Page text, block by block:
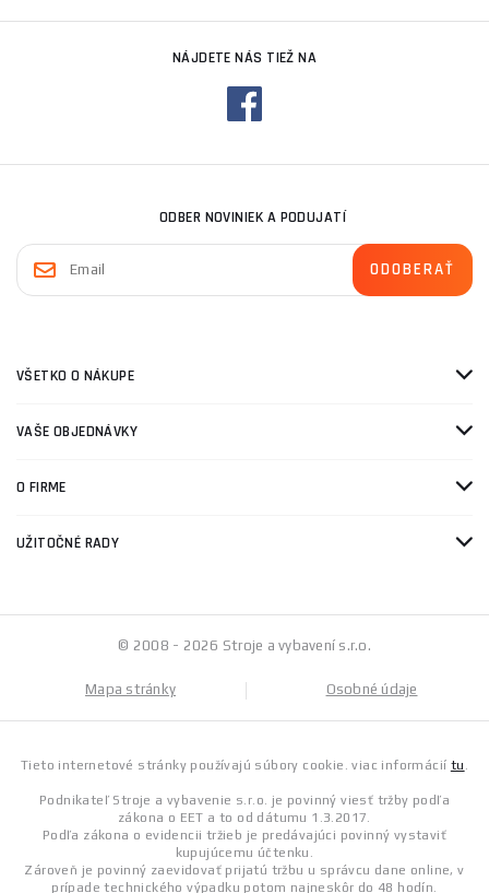
NÁJDETE NÁS TIEŽ NA
ODBER NOVINIEK A PODUJATÍ
VŠETKO O NÁKUPE
VAŠE OBJEDNÁVKY
O FIRME
UŽITOČNÉ RADY
© 2008 - 2026 Stroje a vybavení s.r.o.
Mapa stránky Osobné údaje
Tieto internetové stránky používajú súbory cookie. viac informácií tu .
Podnikateľ Stroje a vybavenie s.r.o. je povinný viesť tržby podľa
zákona o EET a to od dátumu 1.3.2017.
Podľa zákona o evidencii tržieb je predávajúci povinný vystaviť
kupujúcemu účtenku.
Zároveň je povinný zaevidovať prijatú tržbu u správcu dane online, v
prípade technického výpadku potom najneskôr do 48 hodín.